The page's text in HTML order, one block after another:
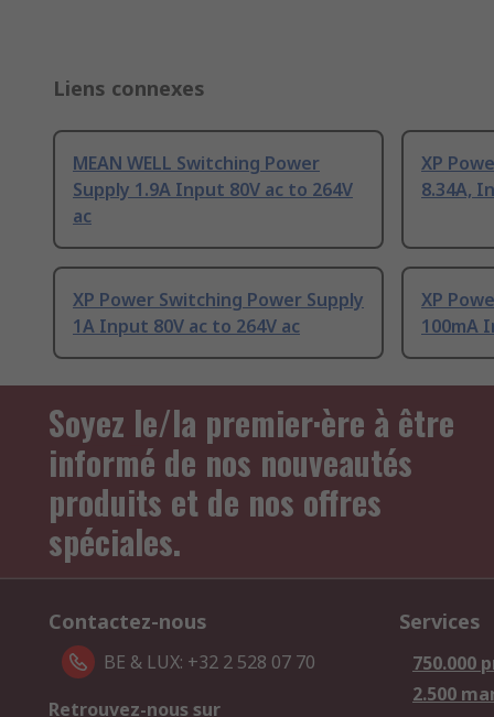
Liens connexes
MEAN WELL Switching Power
Supply 1.9A Input 80V ac to 264V
ac
XP
8.34A,
XP Power Switching Power Supply
1A Input 80V ac to 264V ac
XP
100mA
Soyez le/la premier·ère à être
informé de nos nouveautés
produits et de nos offres
spéciales.
Contactez-nous
BE & LUX: +32 2 528 07 70
Retrouvez-nous sur
Services
750.000
2.500